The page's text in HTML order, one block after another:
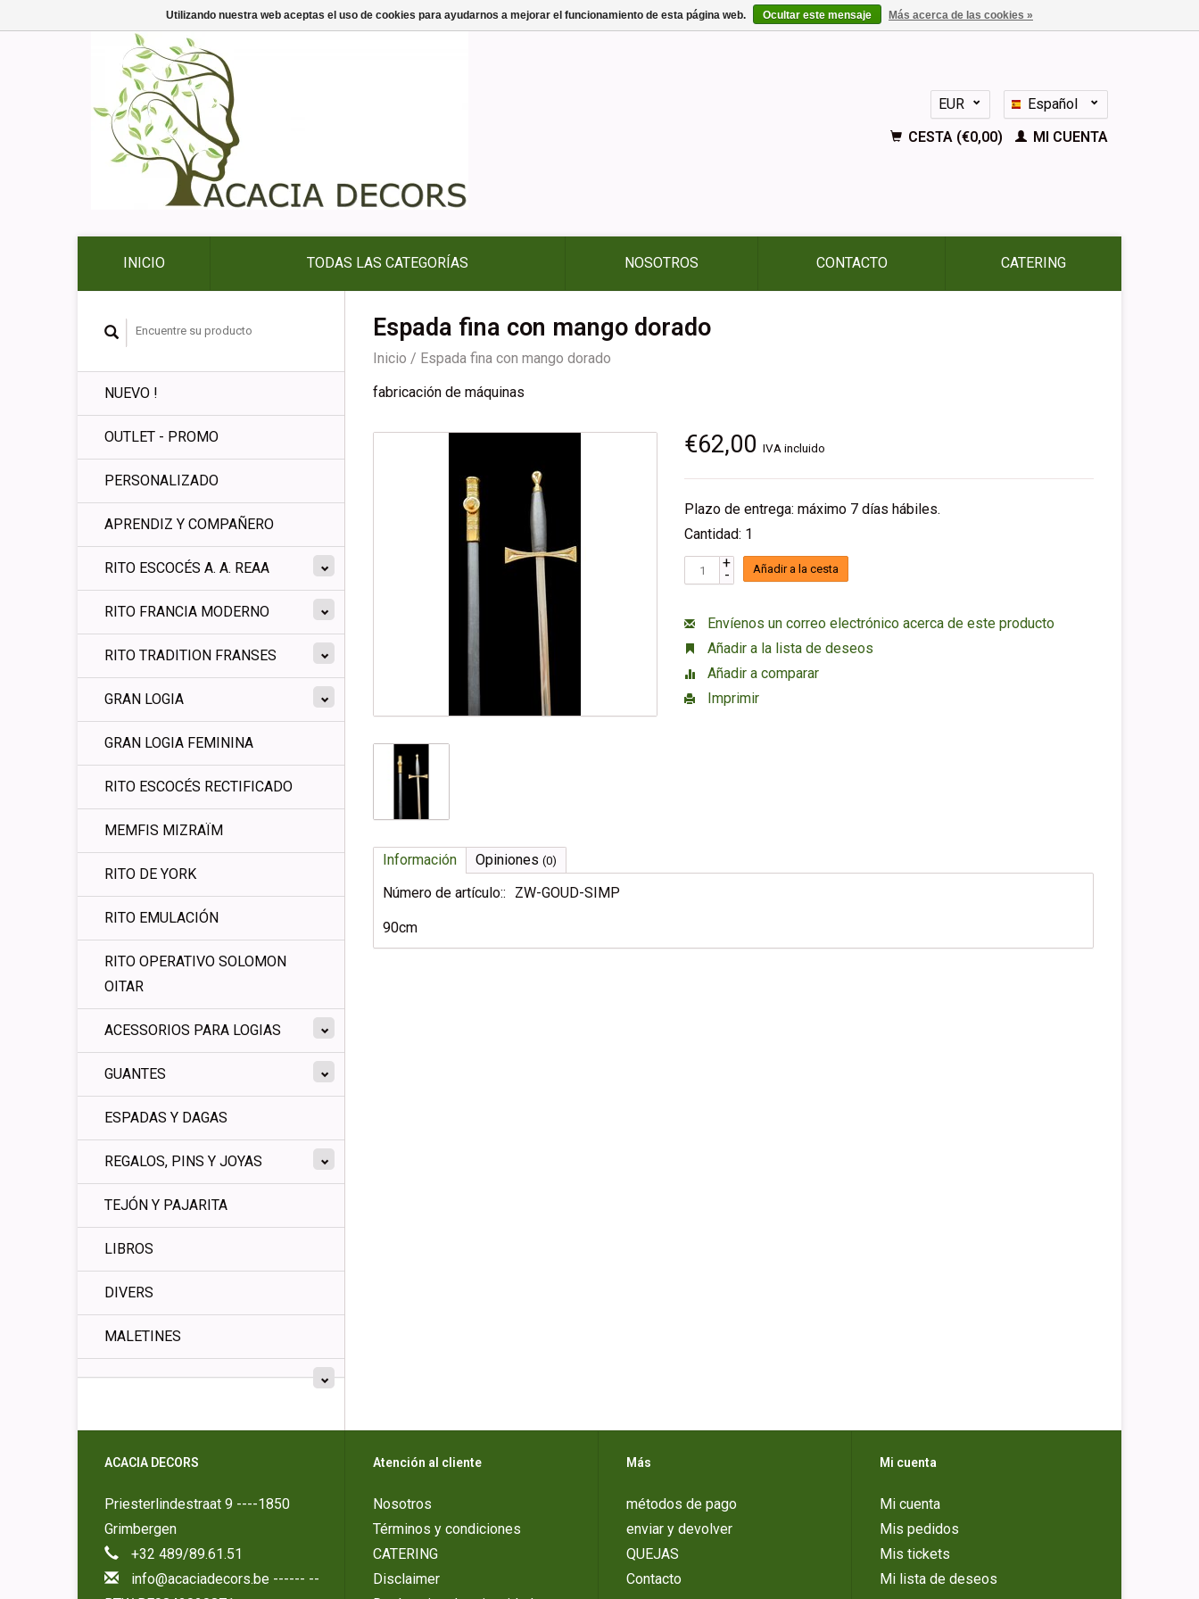
EUR
GBP
Español
Nederlands
Deutsch
CESTA (€0,00) MI CUENTA
INICIO TODAS LAS CATEGORÍAS NOSOTROS CONTACTO CATERING
NUEVO !
OUTLET - PROMO
PERSONALIZADO
APRENDIZ Y COMPAÑERO
RITO ESCOCÉS A. A. REAA
RITO FRANCIA MODERNO
RITO TRADITION FRANSES
GRAN LOGIA
GRAN LOGIA FEMININA
RITO ESCOCÉS RECTIFICADO
MEMFIS MIZRAÏM
RITO DE YORK
RITO EMULACIÓN
RITO OPERATIVO SOLOMON
OITAR
ACESSORIOS PARA LOGIAS
GUANTES
ESPADAS Y DAGAS
REGALOS, PINS Y JOYAS
TEJÓN Y PAJARITA
LIBROS
DIVERS
MALETINES
Espada fina con mango dorado
Inicio / Espada fina con mango dorado
fabricación de máquinas
€62,00IVA incluido
Plazo de entrega: máximo 7 días hábiles.
Cantidad: 1
+
- Añadir a la cesta
Envíenos un correo electrónico acerca de este producto
Añadir a la lista de deseos
Añadir a comparar
Imprimir
Información Opiniones (0)
Número de artículo:: ZW-GOUD-SIMP
90cm
ACACIA DECORS
Priesterlindestraat 9 ----1850
Grimbergen
+32 489/89.61.51
info@acaciadecors.be ------ --
Atención al cliente
Nosotros
Términos y condiciones
CATERING
Disclaimer
Más
métodos de pago
enviar y devolver
QUEJAS
Contacto
Mi cuenta
Mi cuenta
Mis pedidos
Mis tickets
Mi lista de deseos
Utilizando nuestra web aceptas el uso de cookies para ayudarnos a mejorar el funcionamiento de esta página web. Ocultar este mensaje Más acerca de las cookies »